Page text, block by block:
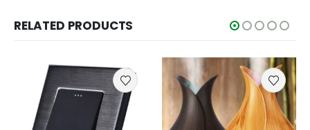
RELATED PRODUCTS